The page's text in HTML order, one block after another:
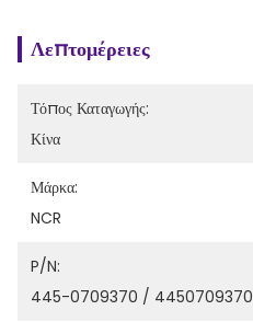
Λεπτομέρειες
Τόπος Καταγωγής:
Κίνα
Μάρκα:
NCR
P/N:
445-0709370 / 4450709370